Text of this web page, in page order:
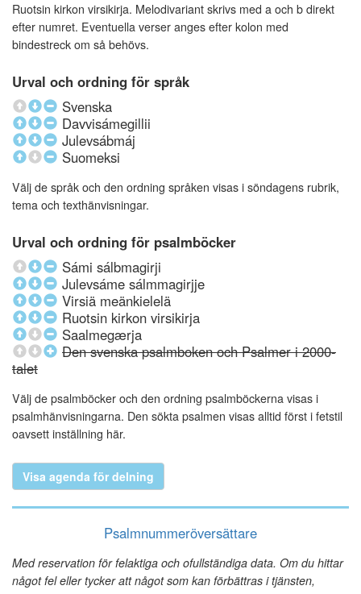
Ruotsin kirkon virsikirja. Melodivariant skrivs med a och b direkt
efter numret. Eventuella verser anges efter kolon med
bindestreck om så behövs.
Urval och ordning för språk
Svenska
Davvisámegillii
Julevsábmáj
Suomeksi
Välj de språk och den ordning språken visas i söndagens rubrik,
tema och texthänvisningar.
Urval och ordning för psalmböcker
Sámi sálbmagirji
Julevsáme sálmmagirjje
Virsiä meänkielelä
Ruotsin kirkon virsikirja
Saalmegærja
Den svenska psalmboken och Psalmer i 2000-
talet
Välj de psalmböcker och den ordning psalmböckerna visas i
psalmhänvisningarna. Den sökta psalmen visas alltid först i fetstil
oavsett inställning här.
Visa agenda för delning
Psalmnummeröversättare
Med reservation för felaktiga och ofullständiga data. Om du hittar
något fel eller tycker att något som kan förbättras i tjänsten,